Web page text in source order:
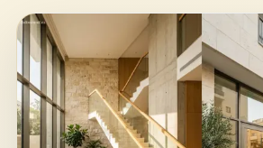
Присоединяйтесь
Получайте актуальные
жизни в Израиле
Подписаться